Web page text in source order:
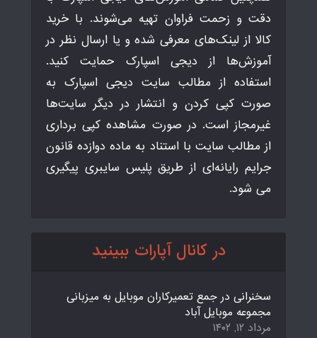
دقت و زحمت فراوان تهیه می‌شوند. با خرید
کالا از لینک‌های معرفی شده و یا ارسال نظر در
آموزش‌ها از دیجی اسپارک حمایت کنید.
استفاده از مطالب سایت دیجی اسپارک به
صورت کپی کردن و انتشار در دیگر سایت‌ها
غیرمجاز است. در صورت مشاهده کپی برداری
از مطالب سایت با استناد به ماده دوازده قانون
جرایم رایانه‌ای از طریق پلیس سایبری پیگیری
می شود.
در کانال آپارات ببینید
سخنرانی در جمع تعمیرکاران موبایل به میزبانی
مجموعه موبایل آباد
مرداد ۱۲, ۱۴۰۲